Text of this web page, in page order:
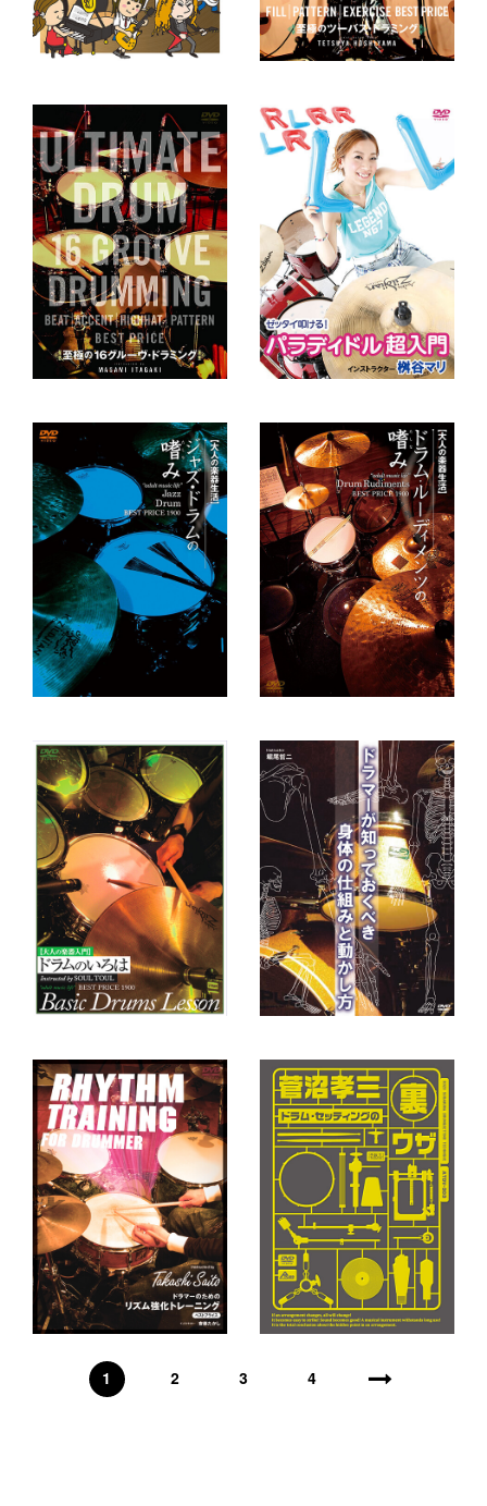
1 2 3 4